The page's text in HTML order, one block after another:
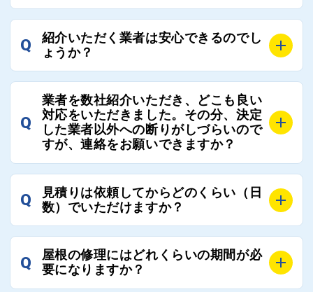
残念ながら、リフォーム業界は費用の内訳に不透明な
部分が多く、一見同じ工事でも１００万円以上の差が
出る場合もあります。
屋根コネクトではそのような不安を抱えてしまう屋根
の修理において、適正で公正な工事業者選びのお手伝
いをさせていただくサイトでございます。
まだまだそのような業界だからこそ比較が重要になり
ますので、是非屋根コネクトを活用ください。
Q
紹介いただく業者は安心できるのでし
ょうか？
屋根コネクトでは、お客様の安心を支える「優良工事
業者チェック制度」を設けております。
屋根コネクトにて定期的にお客様アンケートを実施
し、そこで評価の低かった業者は事実確認の上で、屋
根コネクトの判断により即時登録を解除できる契約と
優良業者のみをご紹介できる体制により、お客様の安
心と信頼を維持しております。
Q
業者を数社紹介いただき、どこも良い
対応をいただきました。その分、決定
した業者以外への断りがしづらいので
すが、連絡をお願いできますか？
屋根コネクトにお任せください。屋根コネクトでは、
工事業者へのお断りも無料で代行しております。
ご質問いただいたような、お客様が心苦しい思いをさ
れる必要はございませんので、いつでもお気軽にご相
談ください。
Q
見積りは依頼してからどのくらい（日
数）でいただけますか？
工事業者にもよりますが、おおよそ現地調査後3日～1
週間前後にはお届けできます。
Q
屋根の修理にはどれくらいの期間が必
要になりますか？